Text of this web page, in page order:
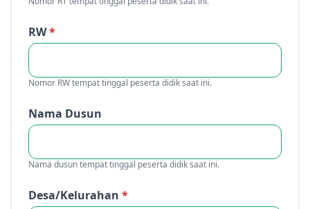
RW*
Nomor RW tempat tinggal peserta didik saat ini.
Nama Dusun
Nama dusun tempat tinggal peserta didik saat ini.
Desa/Kelurahan *